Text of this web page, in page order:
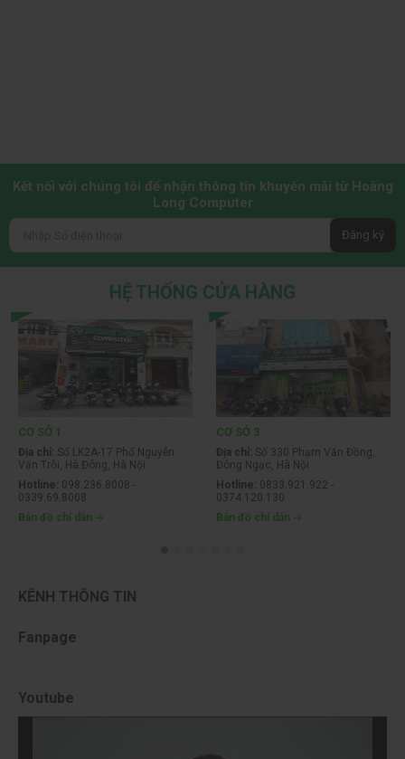
Kết nối với chúng tôi để nhận thông tin khuyến mãi từ Hoàng
Long Computer
Đăng ký
HỆ THỐNG CỬA HÀNG
CƠ SỞ 1
Địa chỉ: Số LK2A-17 Phố Nguyễn
Văn Trỗi, Hà Đông, Hà Nội
Hotline: 098.236.8008 -
0339.69.8008
Bản đồ chỉ dẫn
CƠ SỞ 3
Địa chỉ: Số 330 Phạm Văn Đồng,
Đông Ngạc, Hà Nội
Hotline: 0833.921.922 -
0374.120.130
Bản đồ chỉ dẫn
KÊNH THÔNG TIN
Fanpage
Youtube